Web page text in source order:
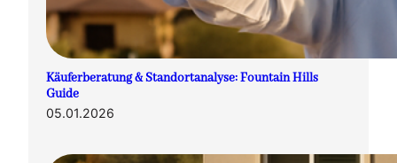
Käuferberatung & Standortanalyse: Fountain Hills
Guide
05.01.2026